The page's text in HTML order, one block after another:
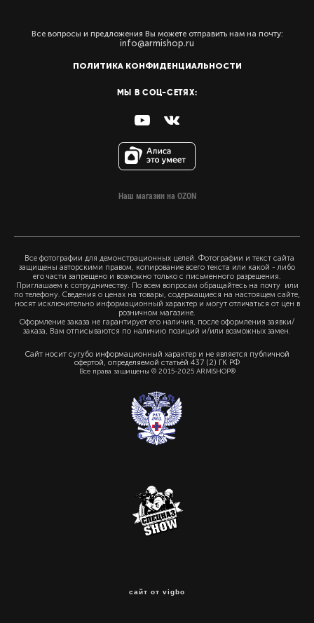
Все вопросы и предложения Вы можете отправить нам на почту:
info@armishop.ru
ПОЛИТИКА КОНФИДЕНЦИАЛЬНОСТИ
МЫ В СОЦ-СЕТЯХ:
Наш магазин на OZON
Все фотографии для демонстрационных целей. Фотографии и текст сайта
защищены авторскими правом, копирование всего текста или какой - либо
его части запрещено и возможно только с письменного разрешения.
Приглашаем к сотрудничеству. По всем вопросам обращайтесь на почту или
по телефону. Сведения о ценах на товары, содержащиеся на настоящем сайте,
носят исключительно информационный характер и могут отличаться от цен в
розничном магазине.
Оформление заказа не гарантирует его наличия, после оформления заявки/
заказа, Вам отписываются по наличию позиций и/или возможных замен.
Сайт носит сугубо информационный характер и не является публичной
офертой, определяемой статьёй 437 (2) ГК РФ
Все права защищены © 2015-2025 ARMISHOP®
сайт от vigbo